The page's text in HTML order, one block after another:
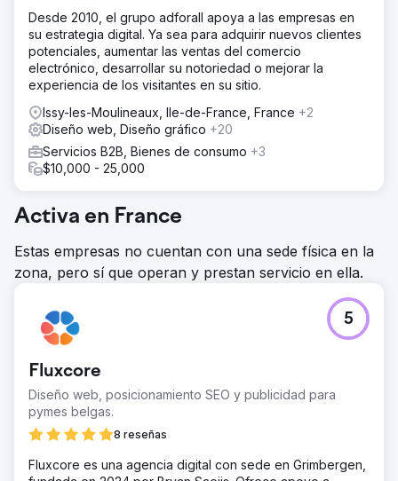
Desde 2010, el grupo adforall apoya a las empresas en
su estrategia digital. Ya sea para adquirir nuevos clientes
potenciales, aumentar las ventas del comercio
electrónico, desarrollar su notoriedad o mejorar la
experiencia de los visitantes en su sitio.
Issy-les-Moulineaux, Ile-de-France, France +2
Diseño web, Diseño gráfico +20
Servicios B2B, Bienes de consumo +3
$10,000 - 25,000
Activa en France
Estas empresas no cuentan con una sede física en la
zona, pero sí que operan y prestan servicio en ella.
Fluxcore
Diseño web, posicionamiento SEO y publicidad para
pymes belgas.
8 reseñas
5
Fluxcore es una agencia digital con sede en Grimbergen,